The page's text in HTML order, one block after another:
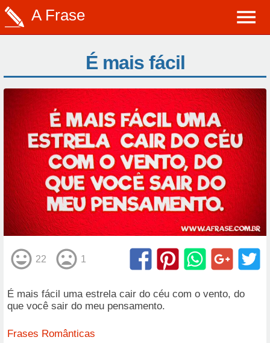
A Frase
É mais fácil
22 1
É mais fácil uma estrela cair do céu com o vento, do
que você sair do meu pensamento.
Frases Românticas